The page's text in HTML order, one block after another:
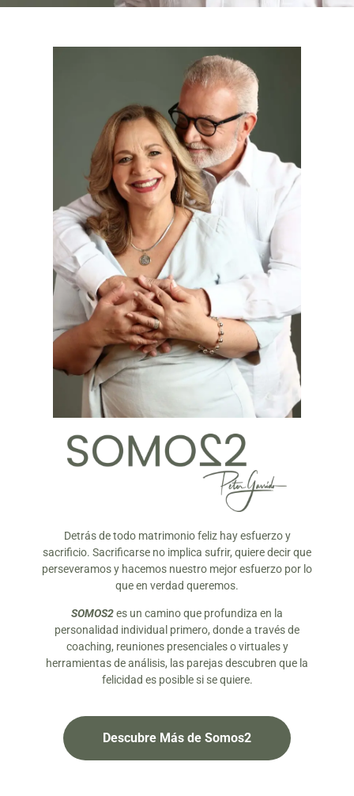
Detrás de todo matrimonio feliz hay esfuerzo y
sacrificio. Sacrificarse no implica sufrir, quiere decir que
perseveramos y hacemos nuestro mejor esfuerzo por lo
que en verdad queremos.
SOMOS2es un camino que profundiza en la
personalidad individual primero, donde a través de
coaching, reuniones presenciales o virtuales y
herramientas de análisis, las parejas descubren que la
felicidad es posible si se quiere.
Descubre Más de Somos2